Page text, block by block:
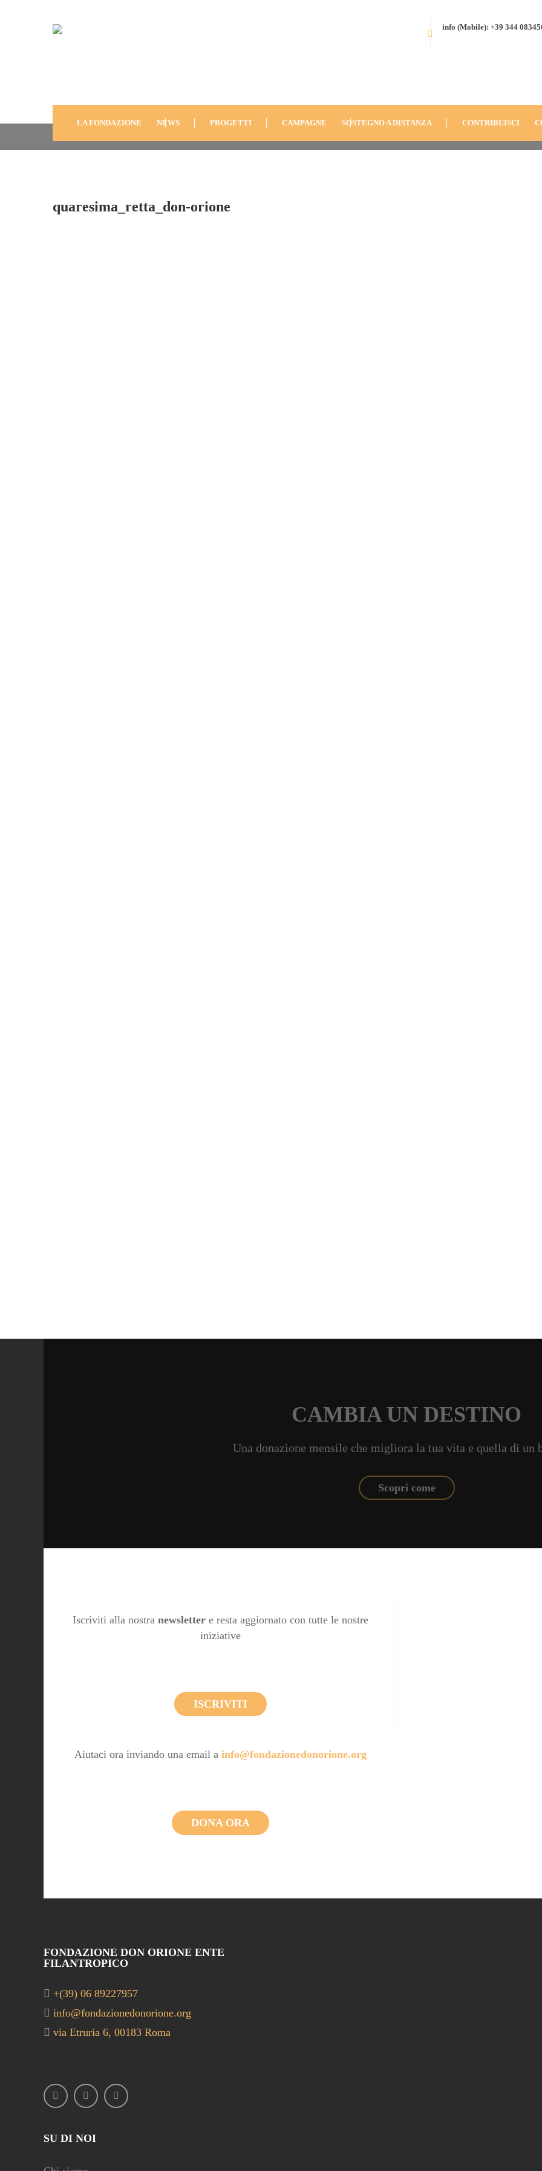
info (Mobile): +39 344
LA FONDAZIONE NEWS PROGETTI CAMPAGNE SOSTEGNO A DISTANZA CONTRIBUISCI
quaresima_retta_don-orione
CAMBIA UN DESTINO
Una donazione mensile che migliora la tua vita e quella di un
Scopri come
Iscriviti alla nostra newslettere resta aggiornato con tutte le nostre
iniziative
ISCRIVITI
Aiutaci ora inviando una email a info@fondazionedonorione.org
DONA ORA
FONDAZIONE DON ORIONE ENTE
FILANTROPICO
+(39) 06 89227957
info@fondazionedonorione.org
via Etruria 6, 00183 Roma
SU DI NOI